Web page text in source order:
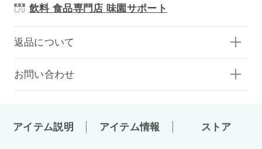
飲料 食品専門店 味園サポート
返品について
お問い合わせ
アイテム説明 アイテム情報 ストア